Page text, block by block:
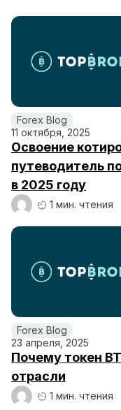
Forex Blog
11 октября, 2025
Освоение
путеводитель
в 2025 году
1 мин. чтения
Forex Blog
23 апреля, 2025
Почему токен
отрасли
1 мин. чтения